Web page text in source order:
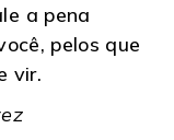
a pena
pelos que
vir.